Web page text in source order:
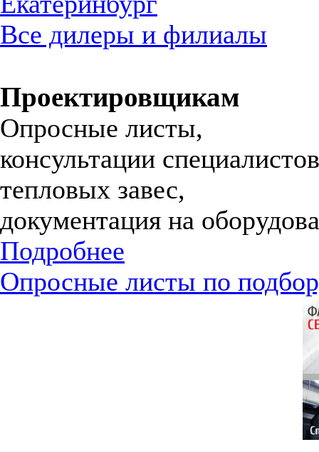
Все дилеры и филиалы
Проектировщикам
Опросные листы,
консультации
тепловых завес,
документация на
Подробнее
Опросные листы по